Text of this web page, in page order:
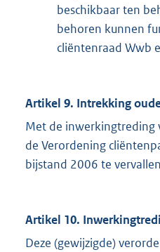
beschikbaar ten
behoren kunnen
cliëntenraad Wwb
Artikel 9. Intrekking
Met de inwerkingtreding
de Verordening
bijstand 2006 te
Artikel 10.
Deze (gewijzigde)